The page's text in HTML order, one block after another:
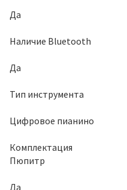
Да
Наличие Bluetooth
Да
Тип инструмента
Цифровое пианино
Комплектация
Пюпитр
Да